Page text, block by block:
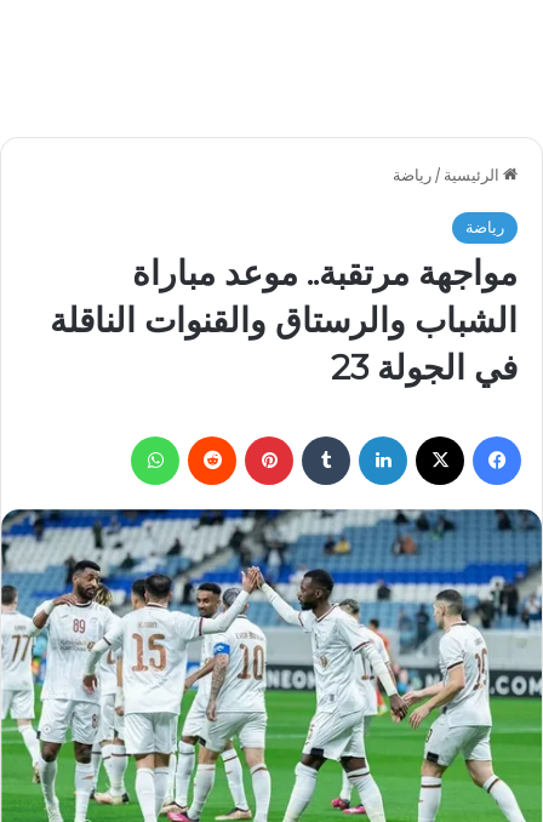
الرئيسية / رياضة
رياضة
مواجهة مرتقبة.. موعد مباراة
الشباب والرستاق والقنوات الناقلة
في الجولة 23
فيسبوك لينكدإن بينتيريست